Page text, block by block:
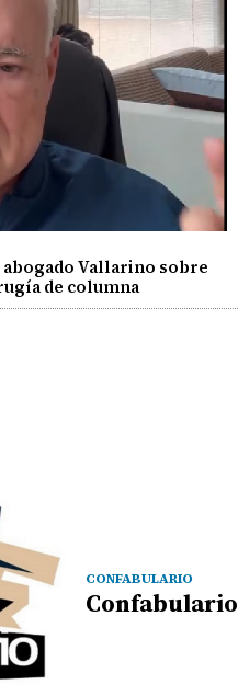
Vallarino sobre
de columna
CONFABULARIO
Confabulario